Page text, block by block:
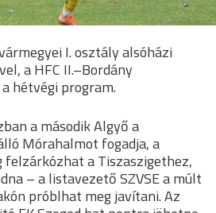
I. osztály alsóházi
a HFC II.–Bordány
hétvégi program.
a második Algyő a
Mórahalmot fogadja, a
felzárkózhat a Tiszaszigethez,
– a listavezető SZVSE a múlt
próblhat meg javítani. Az